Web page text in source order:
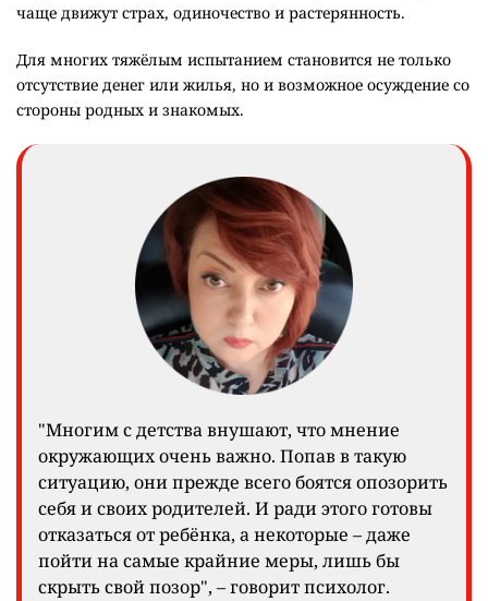
чаще движут страх, одиночество и растерянность.
Для многих тяжёлым испытанием становится не только
отсутствие денег или жилья, но и возможное осуждение со
стороны родных и знакомых.
"Многим с детства внушают, что мнение
окружающих очень важно. Попав в такую
ситуацию, они прежде всего боятся опозорить
себя и своих родителей. И ради этого готовы
отказаться от ребёнка, а некоторые – даже
пойти на самые крайние меры, лишь бы
скрыть свой позор", – говорит психолог.